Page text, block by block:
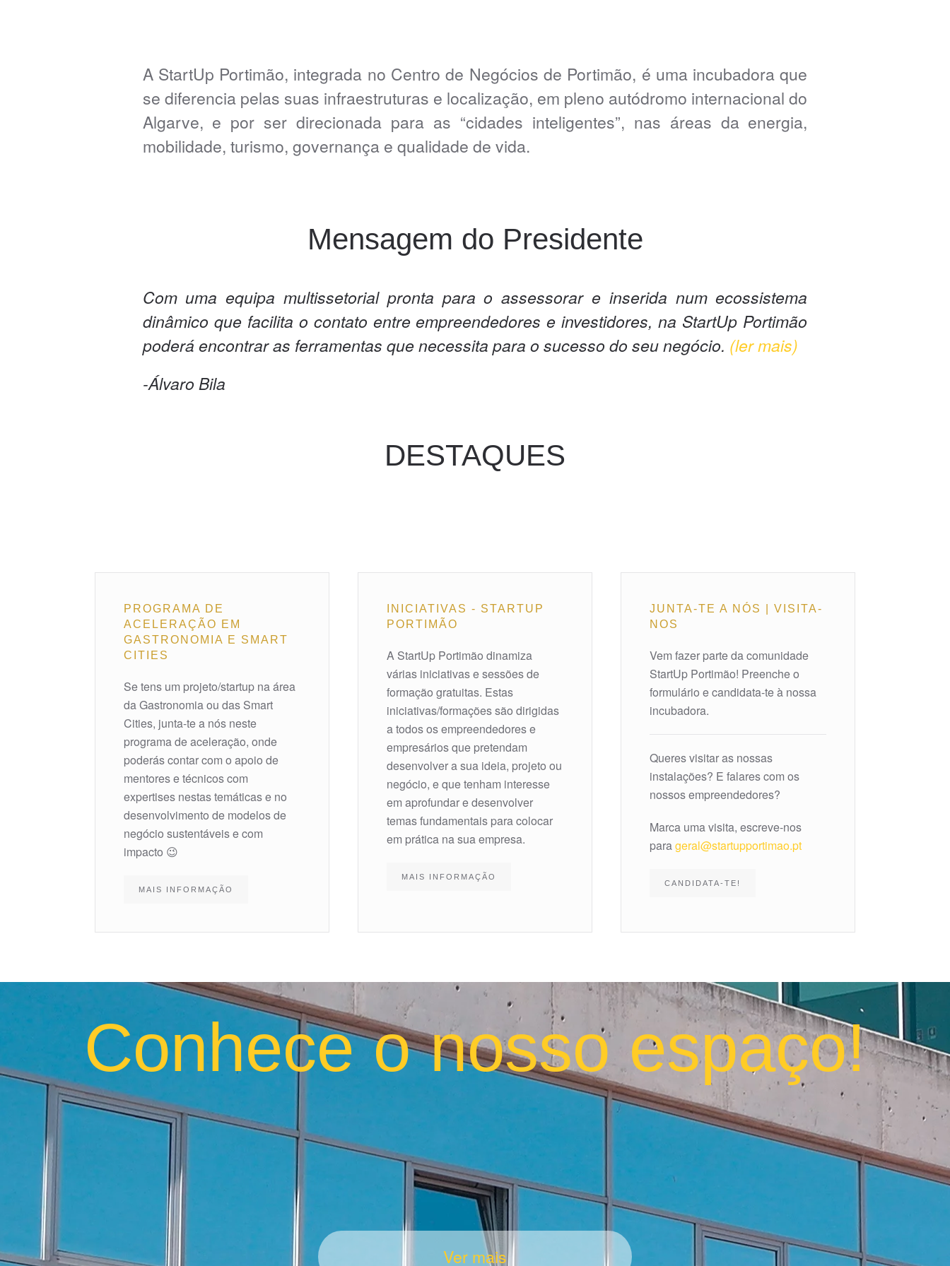
A StartUp Portimão, integrada no Centro de Negócios de Portimão, é uma incubadora que
se diferencia pelas suas infraestruturas e localização, em pleno autódromo internacional do
Algarve, e por ser direcionada para as “cidades inteligentes”, nas áreas da energia,
mobilidade, turismo, governança e qualidade de vida.
Mensagem do Presidente
Com uma equipa multissetorial pronta para o assessorar e inserida num ecossistema
dinâmico que facilita o contato entre empreendedores e investidores, na StartUp Portimão
poderá encontrar as ferramentas que necessita para o sucesso do seu negócio. (ler mais)
-Álvaro Bila
DESTAQUES
PROGRAMA DE
ACELERAÇÃO EM
GASTRONOMIA E SMART
CITIES
Se tens um projeto/startup na área
da Gastronomia ou das Smart
Cities, junta-te a nós neste
programa de aceleração, onde
poderás contar com o apoio de
mentores e técnicos com
expertises nestas temáticas e no
desenvolvimento de modelos de
negócio sustentáveis e com
impacto 😉
MAIS INFORMAÇÃO
INICIATIVAS - STARTUP
PORTIMÃO
A StartUp Portimão dinamiza
várias iniciativas e sessões de
formação gratuitas. Estas
iniciativas/formações são dirigidas
a todos os empreendedores e
empresários que pretendam
desenvolver a sua ideia, projeto ou
negócio, e que tenham interesse
em aprofundar e desenvolver
temas fundamentais para colocar
em prática na sua empresa.
MAIS INFORMAÇÃO
JUNTA-TE A NÓS | VISITA-
NOS
Vem fazer parte da comunidade
StartUp Portimão! Preenche o
formulário e candidata-te à nossa
incubadora.
Queres visitar as nossas
instalações? E falares com os
nossos empreendedores?
Marca uma visita, escreve-nos
parageral@startupportimao.pt
CANDIDATA-TE!
Conhece o nosso espaço!
Ver mais